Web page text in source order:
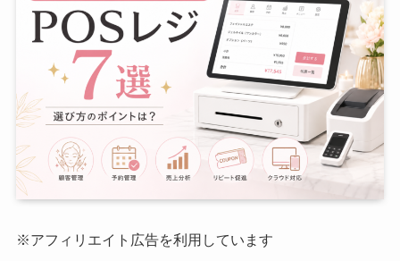
※アフィリエイト広告を利用しています